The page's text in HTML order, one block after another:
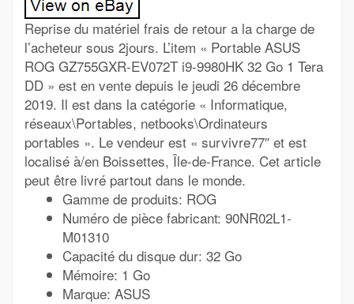
Reprise du matériel frais de retour a la charge de
l’acheteur sous 2jours. L’item « Portable ASUS
ROG GZ755GXR-EV072T i9-9980HK 32 Go 1 Tera
DD » est en vente depuis le jeudi 26 décembre
2019. Il est dans la catégorie « Informatique,
réseaux\Portables, netbooks\Ordinateurs
portables ». Le vendeur est « survivre77″ et est
localisé à/en Boissettes, Île-de-France. Cet article
peut être livré partout dans le monde.
Gamme de produits: ROG
Numéro de pièce fabricant: 90NR02L1-
M01310
Capacité du disque dur: 32 Go
Mémoire: 1 Go
Marque: ASUS